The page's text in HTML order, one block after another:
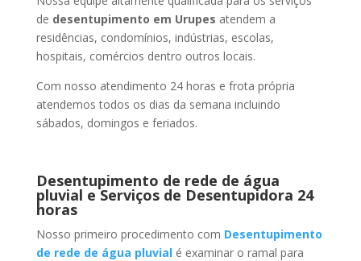
de desentupimento em Urupes atendem a
residências, condomínios, indústrias, escolas,
hospitais, comércios dentro outros locais.
Com nosso atendimento 24 horas e frota própria
atendemos todos os dias da semana incluindo
sábados, domingos e feriados.
Desentupimento de rede de água
pluvial e Serviços de Desentupidora 24
horas
Nosso primeiro procedimento com Desentupimento
de rede de água pluvialé examinar o ramal para